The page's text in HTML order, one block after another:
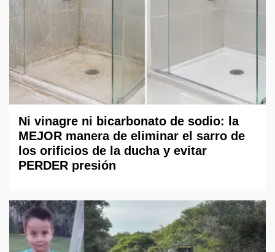
Ni vinagre ni bicarbonato de sodio: la
MEJOR manera de eliminar el sarro de
los orificios de la ducha y evitar
PERDER presión